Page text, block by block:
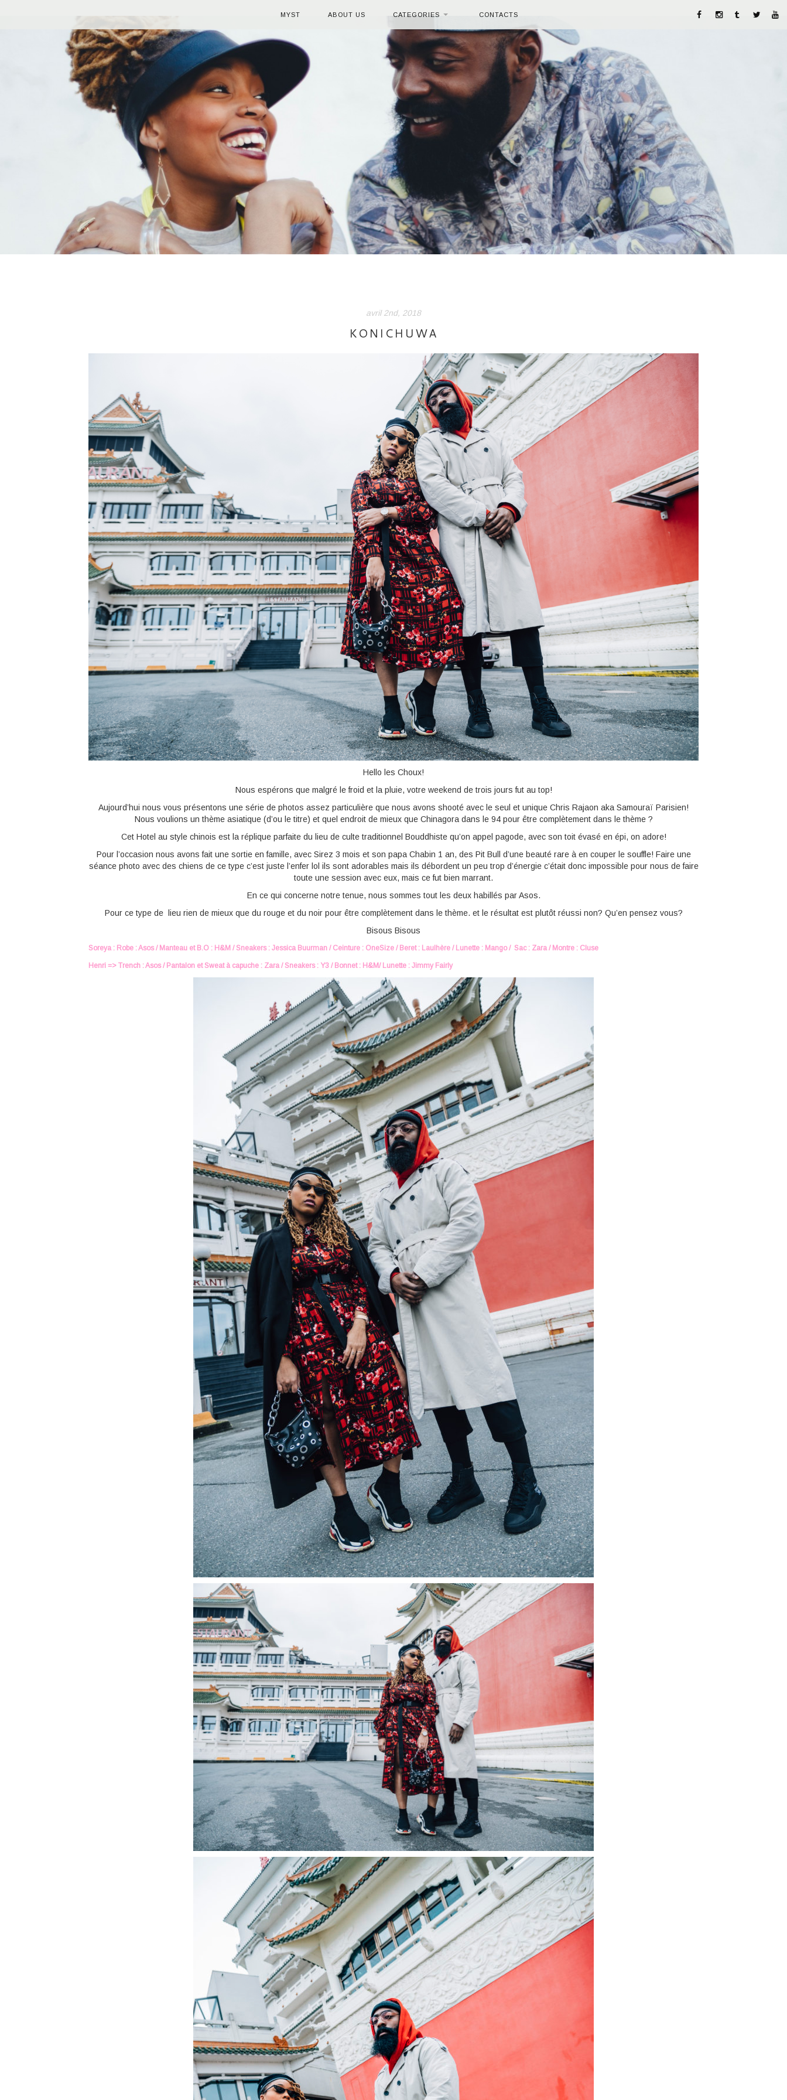
MYST ABOUT US CATEGORIES CONTACTS
avril 2nd, 2018
KONICHUWA
Hello les Choux!
Nous espérons que malgré le froid et la pluie, votre weekend de trois jours fut au top!
Aujourd’hui nous vous présentons une série de photos assez particulière que nous avons shooté avec le seul et unique Chris Rajaon aka Samouraï Parisien!
Nous voulions un thème asiatique (d’ou le titre) et quel endroit de mieux que Chinagora dans le 94 pour être complètement dans le thème ?
Cet Hotel au style chinois est la réplique parfaite du lieu de culte traditionnel Bouddhiste qu’on appel pagode, avec son toit évasé en épi, on adore!
Pour l’occasion nous avons fait une sortie en famille, avec Sirez 3 mois et son papa Chabin 1 an, des Pit Bull d’une beauté rare à en couper le souffle! Faire une
séance photo avec des chiens de ce type c’est juste l’enfer lol ils sont adorables mais ils débordent un peu trop d’énergie c’était donc impossible pour nous de faire
toute une session avec eux, mais ce fut bien marrant.
En ce qui concerne notre tenue, nous sommes tout les deux habillés par Asos.
Pour ce type de lieu rien de mieux que du rouge et du noir pour être complètement dans le thème. et le résultat est plutôt réussi non? Qu’en pensez vous?
Bisous Bisous
Soreya : Robe : Asos / Manteau et B.O : H&M / Sneakers : Jessica Buurman / Ceinture : OneSize / Beret : Laulhère / Lunette : Mango / Sac : Zara / Montre : Cluse
Henri => Trench : Asos / Pantalon et Sweat à capuche : Zara / Sneakers : Y3 / Bonnet : H&M/ Lunette : Jimmy Fairly